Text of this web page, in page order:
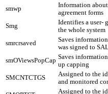
smwp
Information about
agreement forms
Smg
Identifies a user-
the whole system
smrcrsaved
Saves
was signed to
smOViewsPopCap Saves
up capping
SMCNTCTGS
Assigned to the
and monitored
Assigned to the